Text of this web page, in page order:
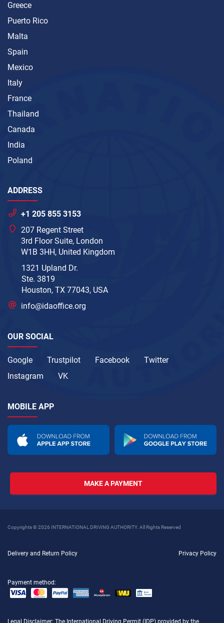
Greece
Puerto Rico
Malta
Spain
Mexico
Italy
France
Thailand
Canada
India
Poland
ADDRESS
+1 205 855 3153
207 Regent Street
3rd Floor Suite, London
W1B 3HH, United Kingdom
1321 Upland Dr.
Ste. 3819
Houston, TX 77043, USA
info@idaoffice.org
OUR SOCIAL
Google Trustpilot Facebook
Twitter
Instagram
VK
MOBILE APP
MAKE A PAYMENT
Copyrights © 2026 INTERNATIONAL DRIVING AUTHORITY. All Rights Reserved
Delivery and Return Policy Privacy Policy
Payment method:
Legal Disclaimer: The International Driving Permit (IDP) provided by the